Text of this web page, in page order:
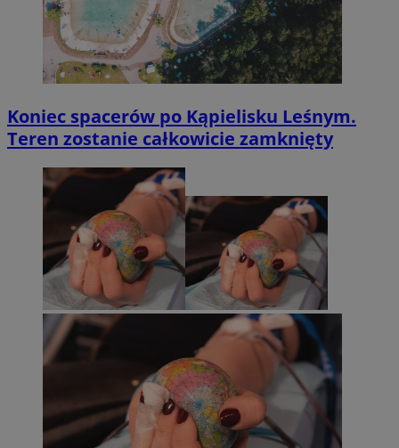
Koniec spacerów po Kąpielisku Leśnym.
Teren zostanie całkowicie zamknięty